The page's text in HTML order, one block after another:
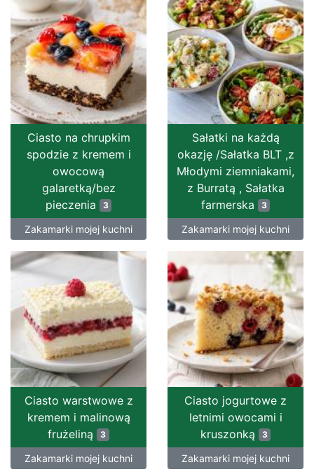
Ciasto na chrupkim
spodzie z kremem i
owocową
galaretką/bez
pieczenia
3
Zakamarki mojej kuchni
Sałatki na każdą
okazję /Sałatka BLT ,z
Młodymi ziemniakami,
z Burratą , Sałatka
farmerska
3
Zakamarki mojej kuchni
Ciasto warstwowe z
kremem i malinową
frużeliną 3
Zakamarki mojej kuchni
Ciasto jogurtowe z
letnimi owocami i
kruszonką
3
Zakamarki mojej kuchni